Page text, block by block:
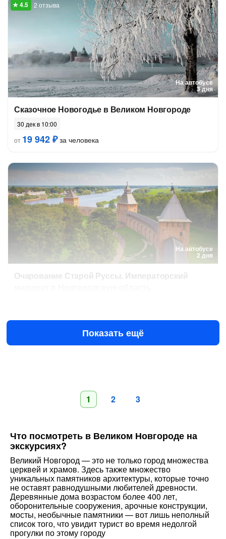
На автобусе
3 дня
2 отзыва
Сказочное Новогодье в Великом Новгороде
30 дек в 10:00
от 19 942 ₽за человека
На автобусе
2 дня
Очарование Старой Руссы. Императорский
18 816 ₽за человека
Показать ещё
1 2 3
Что посмотреть в Великом Новгороде на
экскурсиях?
Великий Новгород — это не только город множества
церквей и храмов. Здесь также множество
уникальных памятников архитектуры, которые точно
не оставят равнодушными любителей древности.
Деревянные дома возрастом более 400 лет,
оборонительные сооружения, арочные конструкции,
мосты, необычные памятники — вот лишь неполный
список того, что увидит турист во время недолгой
прогулки по этому городу